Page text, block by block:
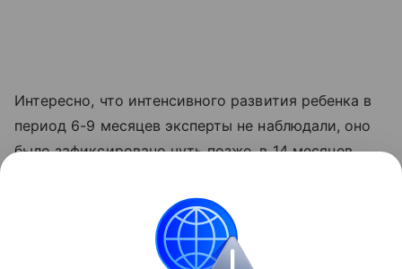
Интересно, что интенсивного развития ребенка в
период 6-9 месяцев эксперты не наблюдали, оно
было зафиксировано чуть позже, в 14 месяцев.
Результаты исследования были опубликованы в
журнале Национальной академии наук